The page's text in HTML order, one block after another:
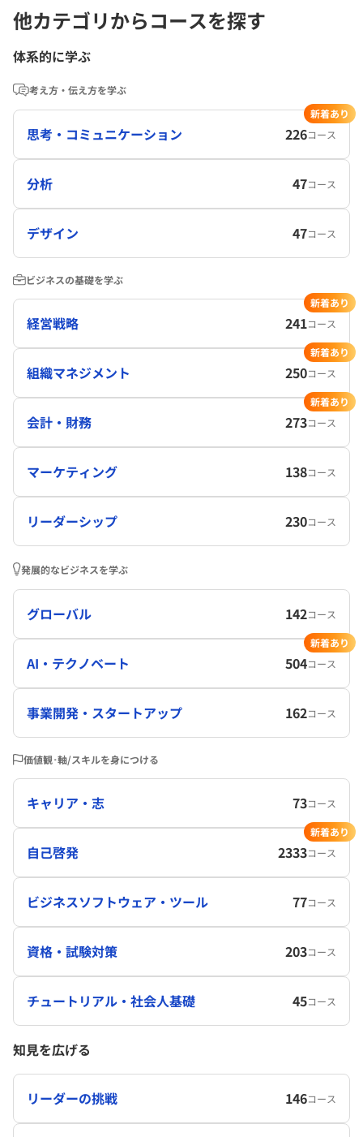
他カテゴリからコースを探す
体系的に学ぶ
考え方・伝え方を学ぶ
思考・コミュニケーション 226コース
新着あり
分析 47コース
デザイン 47コース
ビジネスの基礎を学ぶ
経営戦略 241コース
新着あり
組織マネジメント 250コース
新着あり
会計・財務 273コース
新着あり
マーケティング 138コース
リーダーシップ 230コース
発展的なビジネスを学ぶ
グローバル 142コース
AI・テクノベート 504コース
新着あり
事業開発・スタートアップ 162コース
価値観･軸/スキルを身につける
キャリア・志 73コース
自己啓発 2333コース
新着あり
ビジネスソフトウェア・ツール 77コース
資格・試験対策 203コース
チュートリアル・社会人基礎 45コース
知見を広げる
リーダーの挑戦 146コース